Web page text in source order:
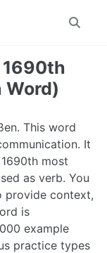
Toggle
1690th
Word)
This word
It
most
as verb. You
provide context,
is
example
practice types